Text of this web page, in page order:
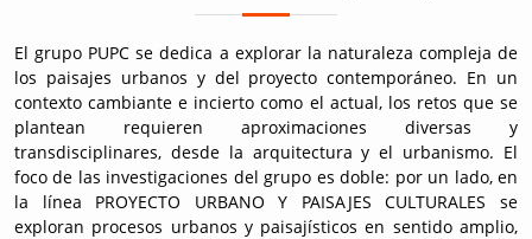
El grupo PUPC se dedica a explorar la naturaleza compleja de
los paisajes urbanos y del proyecto contemporáneo. En un
contexto cambiante e incierto como el actual, los retos que se
plantean requieren aproximaciones diversas y
transdisciplinares, desde la arquitectura y el urbanismo. El
foco de las investigaciones del grupo es doble: por un lado, en
la línea PROYECTO URBANO Y PAISAJES CULTURALES se
exploran procesos urbanos y paisajísticos en sentido amplio,